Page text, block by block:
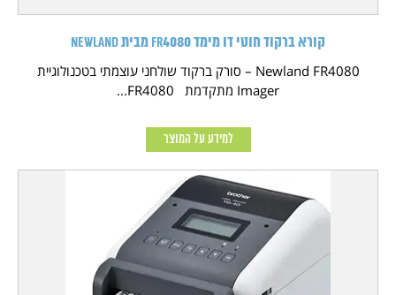
קורא ברקוד חוטי דו מימד FR4080 מבית NEWLAND
Newland FR4080 – סורק ברקוד שולחני עוצמתי בטכנולוגיית
Imager מתקדמת FR4080...
למידע על המוצר